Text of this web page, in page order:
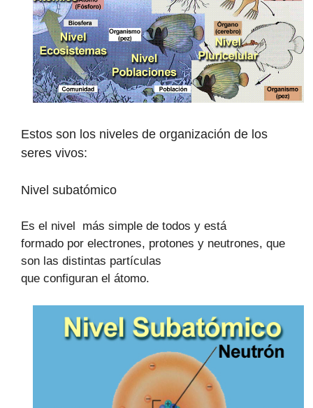
Estos son los niveles de organización de los
seres vivos:
Nivel subatómico
Es el nivel
más simple de todos y está
formado por electrones, protones y neutrones, que
son las distintas partículas
que configuran el átomo.